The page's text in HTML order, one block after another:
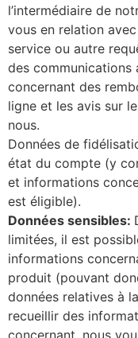
l’intermédiaire de
vous en relation
service ou autre
des communications
concernant des
ligne et les avis sur
nous.
Données de
état du compte (y
et informations
est éligible).
Données sensibles:
limitées, il est
informations
produit (pouvant
données relatives à
recueillir des
concernant, nous